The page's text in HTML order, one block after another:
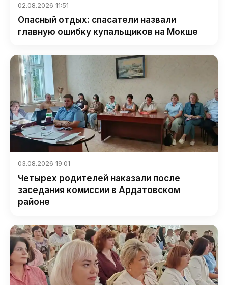
02.08.2026 11:51
Опасный отдых: спасатели назвали
главную ошибку купальщиков на Мокше
03.08.2026 19:01
Четырех родителей наказали после
заседания комиссии в Ардатовском
районе